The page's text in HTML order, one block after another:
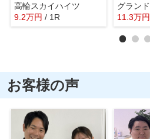
高輪スカイハイツ
9.2万円 / 1R
11.3万円
お客様の声